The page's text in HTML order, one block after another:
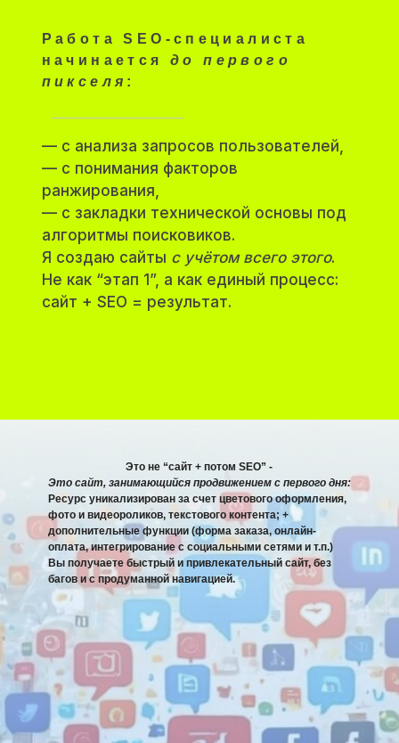
Работа SEO-специалиста
начинается до первого
пикселя :
— с анализа запросов пользователей,
— с понимания факторов
ранжирования,
— с закладки технической основы под
алгоритмы поисковиков.
Я создаю сайты с учётом всего этого.
Не как “этап 1”, а как единый процесс:
сайт + SEO = результат.
Это не “сайт + потом SEO” -
Это сайт, занимающийся продвижением с первого дня:
Ресурс уникализирован за счет цветового оформления,
фото и видеороликов, текстового контента; +
дополнительные функции (форма заказа, онлайн-
оплата, интегрирование с социальными сетями и т.п.)
Вы получаете быстрый и привлекательный сайт, без
багов и с продуманной навигацией.